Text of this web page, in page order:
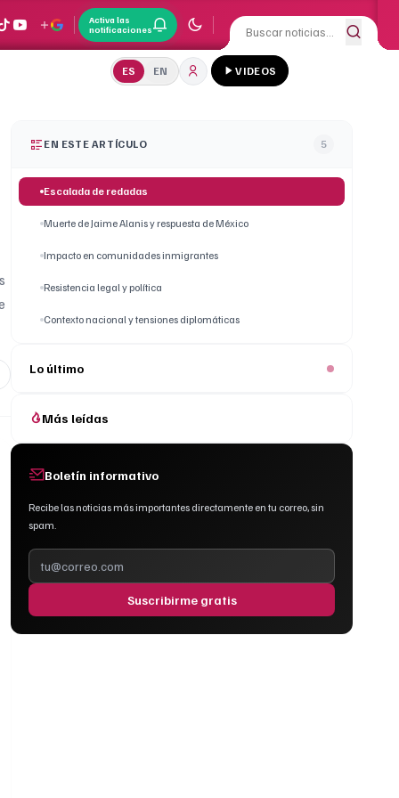
Activa las
notificaciones
ES EN VIDEOS
EN ESTE ARTÍCULO 5
Escalada de redadas
Muerte de Jaime Alanis y respuesta de México
Impacto en comunidades inmigrantes
Resistencia legal y política
Contexto nacional y tensiones diplomáticas
Lo último
Más leídas
Boletín informativo
Recibe las noticias más importantes directamente en tu correo, sin
spam.
Suscribirme gratis